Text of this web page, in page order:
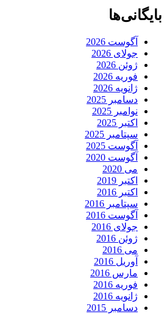
بایگانی‌ها
آگوست 2026
جولای 2026
ژوئن 2026
فوریه 2026
ژانویه 2026
دسامبر 2025
نوامبر 2025
اکتبر 2025
سپتامبر 2025
آگوست 2025
آگوست 2020
می 2020
اکتبر 2019
اکتبر 2016
سپتامبر 2016
آگوست 2016
جولای 2016
ژوئن 2016
می 2016
آوریل 2016
مارس 2016
فوریه 2016
ژانویه 2016
دسامبر 2015